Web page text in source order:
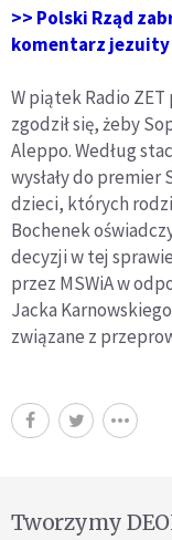
>> Polski Rząd
komentarz jezuity
W piątek Radio
zgodził się, żeby
Aleppo. Według
wysłały do premier
dzieci, których
Bochenek
decyzji w tej
przez MSWiA w
Jacka
związane z
Tworzymy